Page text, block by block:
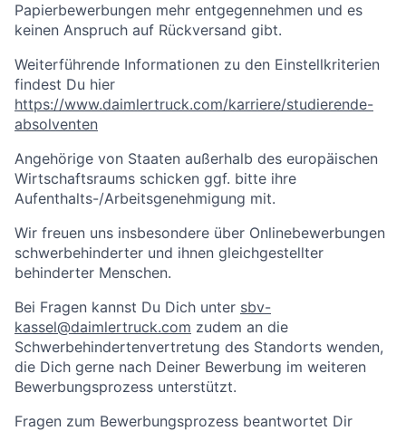
Papierbewerbungen mehr entgegennehmen und es
keinen Anspruch auf Rückversand gibt.
Weiterführende Informationen zu den Einstellkriterien
findest Du hier
https://www.daimlertruck.com/karriere/studierende-
absolventen
Angehörige von Staaten außerhalb des europäischen
Wirtschaftsraums schicken ggf. bitte ihre
Aufenthalts-/Arbeitsgenehmigung mit.
Wir freuen uns insbesondere über Onlinebewerbungen
schwerbehinderter und ihnen gleichgestellter
behinderter Menschen.
Bei Fragen kannst Du Dich unter sbv-
kassel@daimlertruck.com zudem an die
Schwerbehindertenvertretung des Standorts wenden,
die Dich gerne nach Deiner Bewerbung im weiteren
Bewerbungsprozess unterstützt.
Fragen zum Bewerbungsprozess beantwortet Dir